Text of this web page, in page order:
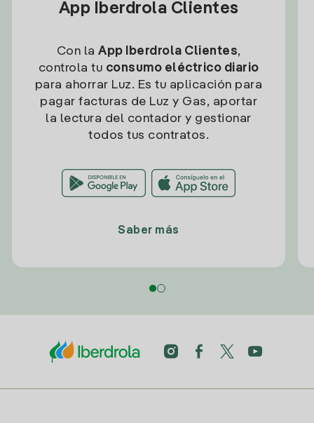
App Iberdrola Clientes
Con la App Iberdrola Clientes,
controla tu consumo eléctrico diario
para ahorrar Luz. Es tu aplicación para
pagar facturas de Luz y Gas, aportar
la lectura del contador y gestionar
todos tus contratos.
Saber más